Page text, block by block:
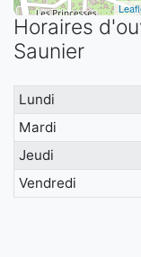
Horaires
Saunier
Lundi
Mardi
Jeudi
Vendredi